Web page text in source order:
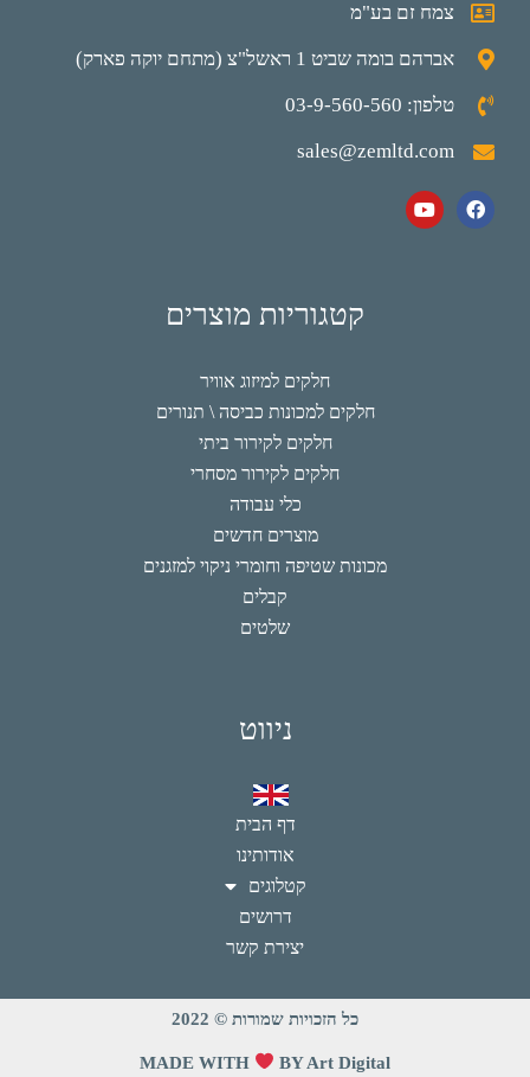
צמח זם בע"מ
אברהם בומה שביט 1 ראשל"צ (מתחם יוקה פארק)
טלפון: 03-9-560-560
sales@zemltd.com
קטגוריות מוצרים
חלקים למיזוג אוויר
חלקים למכונות כביסה \ תנורים
חלקים לקירור ביתי
חלקים לקירור מסחרי
כלי עבודה
מוצרים חדשים
מכונות שטיפה וחומרי ניקוי למזגנים
קבלים
שלטים
ניווט
דף הבית
אודותינו
קטלוגים
דרושים
יצירת קשר
כל הזכויות שמורות © 2022
MADE WITH BY Art Digital